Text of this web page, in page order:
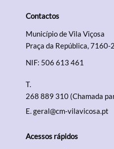
Contactos
Município de Vila Viçosa
Praça da República, 7160-
NIF: 506 613 461
T.
268 889 310 (Chamada
E.geral@cm-vilavicosa.pt
Acessos rápidos